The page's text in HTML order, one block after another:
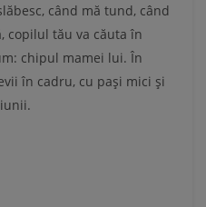
când mă tund, când
copilul tău va căuta în
chipul mamei lui. În
în cadru, cu pași mici și